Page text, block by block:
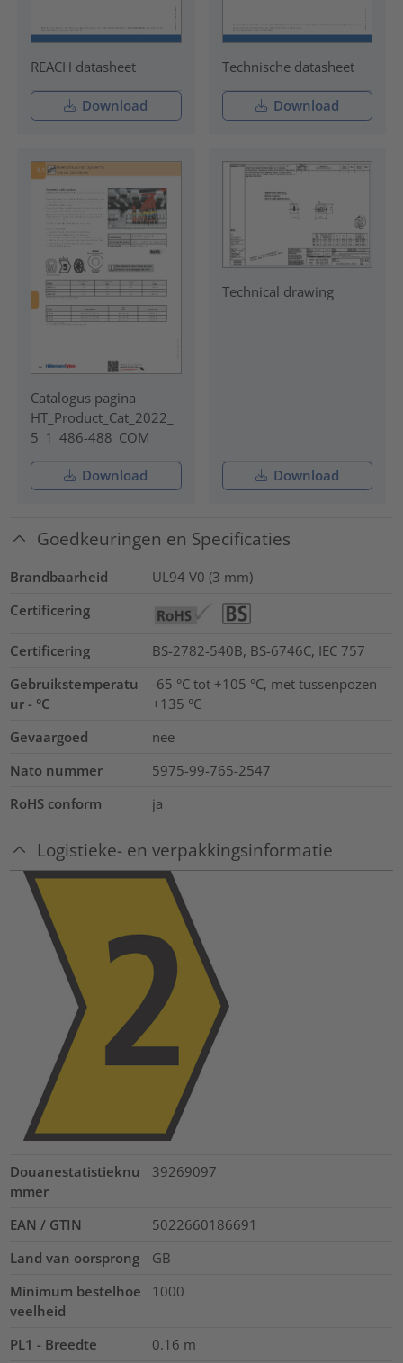
REACH datasheet
Download
Technische datasheet
Download
Catalogus pagina
HT_Product_Cat_2022_
5_1_486-488_COM
Download
Technical drawing
Download
Goedkeuringen en Specificaties
Brandbaarheid
UL94 V0 (3 mm)
Certificering
Certificering
BS-2782-540B, BS-6746C, IEC 757
Gebruikstemperatu
ur - °C
-65 °C tot +105 °C, met tussenpozen
+135 °C
Gevaargoed
nee
Nato nummer
5975-99-765-2547
RoHS conform
ja
Logistieke- en verpakkingsinformatie
Douanestatistieknu
mmer
39269097
EAN / GTIN
5022660186691
Land van oorsprong
GB
Minimum bestelhoe
veelheid
1000
PL1 - Breedte 0.16 m